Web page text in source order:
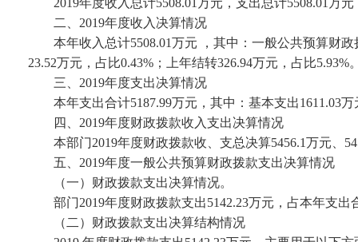
2019年度收入总计5508.01万元，支出总计5508.01万
二、 2019年度收入决算情况
本年收入总计5508.01万元
，其中：一般公共预算财
23.52万元，占比0.43%；上年结转326.94万元，占比5.93%
三、 2019年度支出决算情况
本年支出合计5187.99万元，其中：基本支出1611.03
四、 2019年度财政拨款收入支出决算情况
本部门2019年度财政拨款收、支总决算5456.1万元、
五、 2019年度一般公共预算财政拨款支出决算情况
（一）财政拨款支出决算情况。
部门2019年度财政拨款支出5142.23万元，占本年支
（二）财政拨款支出决算结构情况